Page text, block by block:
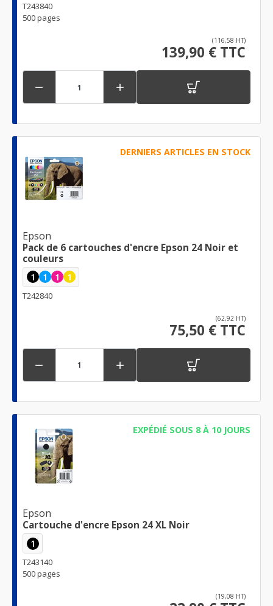
T243840
500 pages
(116,58 HT)
139,90 € TTC
 
DERNIERS ARTICLES EN STOCK
Epson
Pack de 6 cartouches d'encre Epson 24 Noir et
couleurs
1 1 1 1
T242840
(62,92 HT)
75,50 € TTC
 
EXPÉDIÉ SOUS 8 À 10 JOURS
Epson
Cartouche d'encre Epson 24 XL Noir
1
T243140
500 pages
(19,08 HT)